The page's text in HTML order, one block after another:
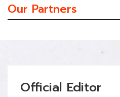
Our Partners
Official Editor